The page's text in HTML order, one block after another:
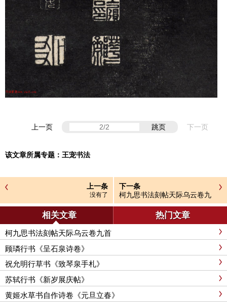
上一页 跳页 下一页
该文章所属专题： 王宠书法
上一条
没有了
下一条
柯九思书法刻帖天际乌云卷九
首
相关文章 热门文章
柯九思书法刻帖天际乌云卷九首
顾璘行书《呈石泉诗卷》
祝允明行草书《致琴泉手札》
苏轼行书《新岁展庆帖》
黄姬水草书自作诗卷《元旦立春》